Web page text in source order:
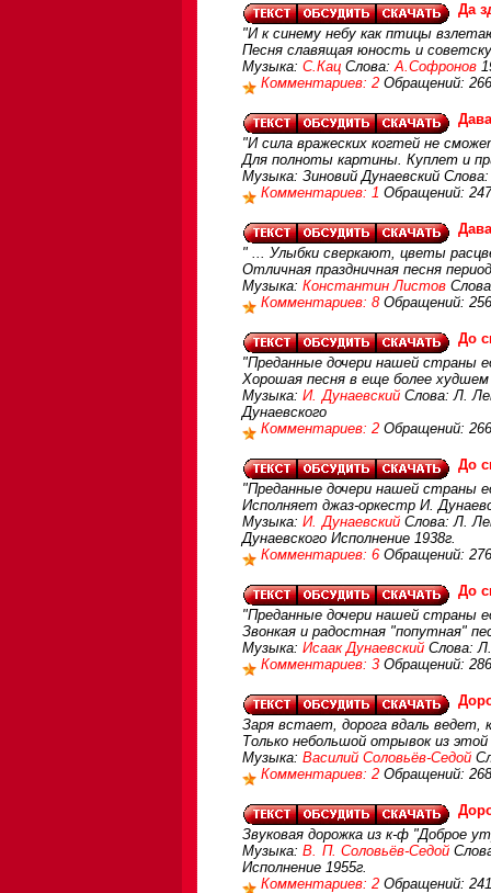
Да
"И к синему небу как птицы
Песня славящая юность и
Музыка: С.Кац Слова:А.Софронов
Комментариев: 2 Обращений:
"И сила вражеских когтей не
Для полноты картины. Куплет и
Музыка: Зиновий Дунаевский
Комментариев: 1 Обращений:
" ... Улыбки сверкают, цветы
Отличная праздничная песня
Музыка: Константин Листов
Комментариев: 8 Обращений:
До
"Преданные дочери нашей страны
Хорошая песня в еще более
Музыка:И. ДунаевскийСлова: Л.
Дунаевского
Комментариев: 2 Обращений:
До
"Преданные дочери нашей страны
Исполняет джаз-оркестр И.
Музыка:И. ДунаевскийСлова: Л.
Дунаевского Исполнение 1938г.
Комментариев: 6 Обращений:
До
"Преданные дочери нашей страны
Звонкая и радостная "попутная"
Музыка: Исаак Дунаевский Слова:
Комментариев: 3 Обращений:
Заря встает, дорога вдаль ведет,
Только небольшой отрывок из
Музыка: Василий Соловьёв-Седой
Комментариев: 2 Обращений:
Звуковая дорожка из к-ф "Доброе
Музыка:В. П. Соловьёв-Седой
Исполнение 1955г.
Комментариев: 2 Обращений: